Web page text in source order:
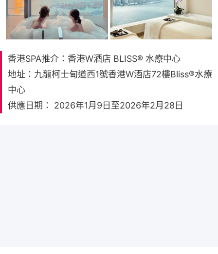
香港SPA推介：香港W酒店 BLISS® 水療中心
地址：九龍柯士甸道西1號香港W酒店72樓Bliss®水療
中心
供應日期： 2026年1月9日至2026年2月28日